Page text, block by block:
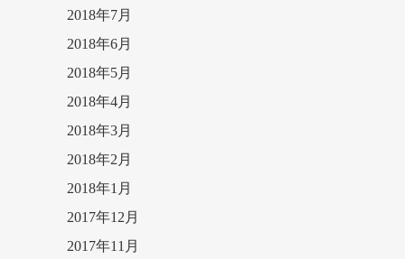
2018年7月
2018年6月
2018年5月
2018年4月
2018年3月
2018年2月
2018年1月
2017年12月
2017年11月